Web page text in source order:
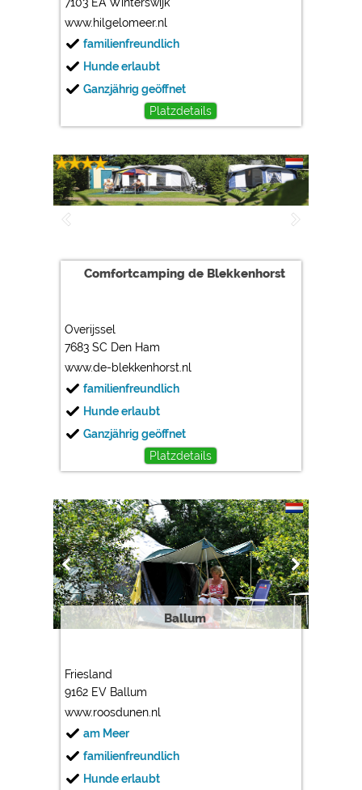
www.hilgelomeer.nl
familienfreundlich
Hunde erlaubt
Ganzjährig geöffnet
Platzdetails
Comfortcamping de Blekkenhorst
Overijssel
7683 SC Den Ham
www.de-blekkenhorst.nl
familienfreundlich
Hunde erlaubt
Ganzjährig geöffnet
Platzdetails
Ballum
Friesland
9162 EV Ballum
www.roosdunen.nl
am Meer
familienfreundlich
Hunde erlaubt